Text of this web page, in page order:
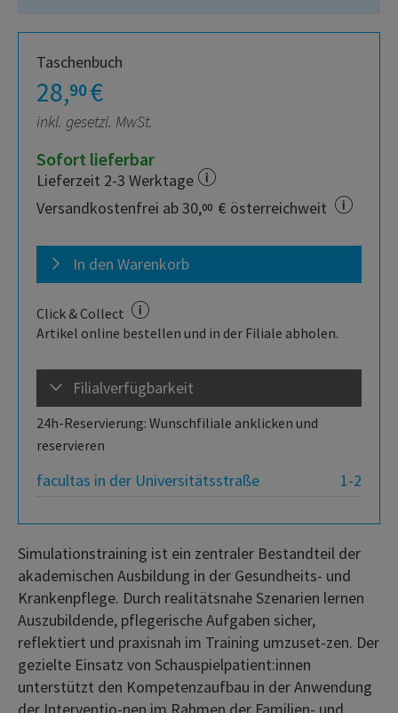
Taschenbuch
28,90€
inkl. gesetzl. MwSt.
Sofort lieferbar
Lieferzeit 2-3 Werktage
Versandkostenfrei ab 30,00 € österreichweit
In den Warenkorb
Click & Collect
Artikel online bestellen und in der Filiale abholen.
Filialverfügbarkeit
24h-Reservierung: Wunschfiliale anklicken und
reservieren
1-2
facultas in der Universitätsstraße
Simulationstraining ist ein zentraler Bestandteil der
akademischen Ausbildung in der Gesundheits- und
Krankenpflege. Durch realitätsnahe Szenarien lernen
Auszubildende, pflegerische Aufgaben sicher,
reflektiert und praxisnah im Training umzuset-zen. Der
gezielte Einsatz von Schauspielpatient:innen
unterstützt den Kompetenzaufbau in der Anwendung